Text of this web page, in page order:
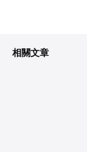
相關文章